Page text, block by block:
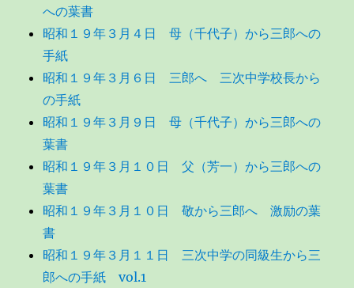
への葉書
昭和１９年３月４日 母（千代子）から三郎への
手紙
昭和１９年３月６日 三郎へ 三次中学校長から
の手紙
昭和１９年３月９日 母（千代子）から三郎への
葉書
昭和１９年３月１０日 父（芳一）から三郎への
葉書
昭和１９年３月１０日 敬から三郎へ 激励の葉
書
昭和１９年３月１１日 三次中学の同級生から三
郎への手紙 vol.1